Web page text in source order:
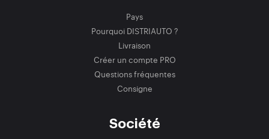
Pays
Pourquoi DISTRIAUTO ?
Livraison
Créer un compte PRO
Questions fréquentes
Consigne
Société